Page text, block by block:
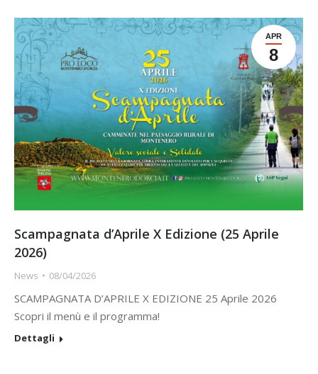
APR
8
Scampagnata d’Aprile X Edizione (25 Aprile
2026)
News 08/04/2026
SCAMPAGNATA D’APRILE X EDIZIONE 25 Aprile 2026
Scopri il menù e il programma!
Dettagli